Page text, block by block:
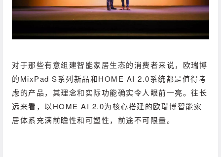
对于那些有意组建智能家居生态的消费者来说，欧瑞博
的MixPad S系列新品和HOME AI 2.0系统都是值得考
虑的产品，其理念和实际功能确实令人眼前一亮。 往长
远来看，以HOME AI 2.0为核心搭建的欧瑞博智能家
居体系充满前瞻性和可塑性，前途不可限量。